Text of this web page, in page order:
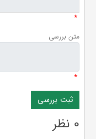
*
متن بررسی
*
0 نظر